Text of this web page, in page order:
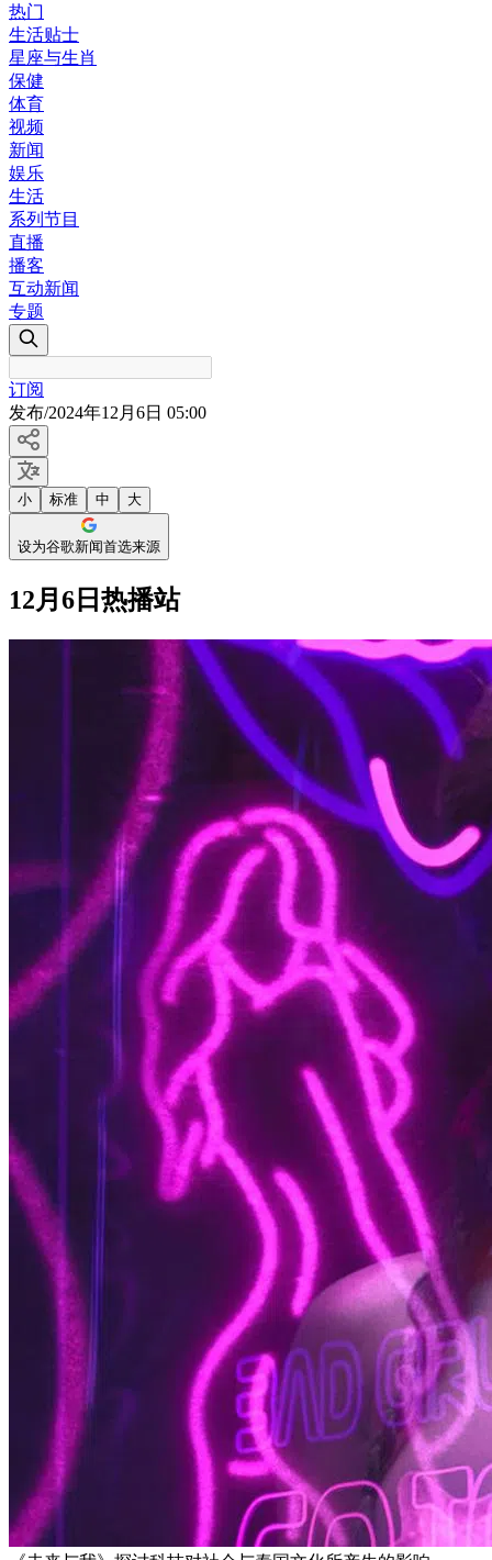
热门
生活贴士
星座与生肖
保健
体育
视频
新闻
娱乐
生活
系列节目
直播
播客
互动新闻
专题
订阅
发布/2024年12月6日 05:00
小 标准 中 大
设为谷歌新闻首选来源
12月6日热播站